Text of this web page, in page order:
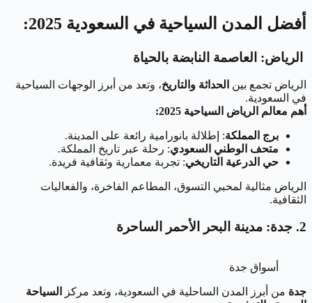
أفضل المدن السياحية في السعودية 2025:
الرياض: العاصمة النابضة بالحياة
الرياض تجمع بين الحداثة والتاريخ، وتعد من أبرز الوجهات السياحية
في السعودية.
أهم معالم الرياض السياحية 2025:
برج المملكة: إطلالة بانورامية رائعة على المدينة.
متحف الوطني السعودي: رحلة عبر تاريخ المملكة.
حي الدرعية التاريخي: تجربة معمارية وثقافية فريدة.
الرياض مثالية لمحبي التسوق، المطاعم الفاخرة، والفعاليات
الثقافية.
2. جدة: مدينة البحر الأحمر الساحرة
أسواق جدة
جدة من أبرز المدن الساحلية في السعودية، وتعد مركز
السياحة